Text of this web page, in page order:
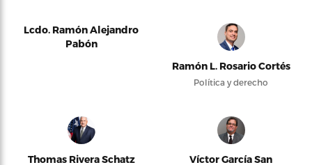
Lcdo. Ramón Alejandro
Pabón
Ramón L. Rosario Cortés
Política y derecho
Thomas Rivera Schatz
Víctor García San